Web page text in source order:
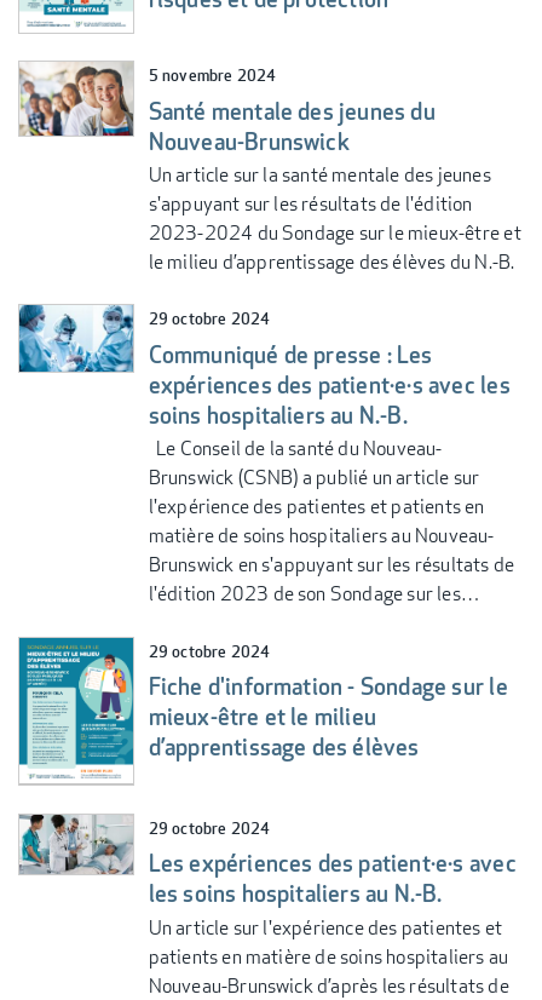
5 novembre 2024
Santé mentale des jeunes du
Nouveau-Brunswick
Un article sur la santé mentale des jeunes
s'appuyant sur les résultats de l'édition
2023-2024 du Sondage sur le mieux-être et
le milieu d’apprentissage des élèves du N.-B.
29 octobre 2024
Communiqué de presse : Les
expériences des patient·e·s avec les
soins hospitaliers au N.-B.
Le Conseil de la santé du Nouveau-
Brunswick (CSNB) a publié un article sur
l'expérience des patientes et patients en
matière de soins hospitaliers au Nouveau-
Brunswick en s'appuyant sur les résultats de
l'édition 2023 de son Sondage sur les…
29 octobre 2024
Fiche d'information - Sondage sur le
mieux-être et le milieu
d’apprentissage des élèves
29 octobre 2024
Les expériences des patient·e·s avec
les soins hospitaliers au N.-B.
Un article sur l'expérience des patientes et
patients en matière de soins hospitaliers au
Nouveau-Brunswick d’après les résultats de